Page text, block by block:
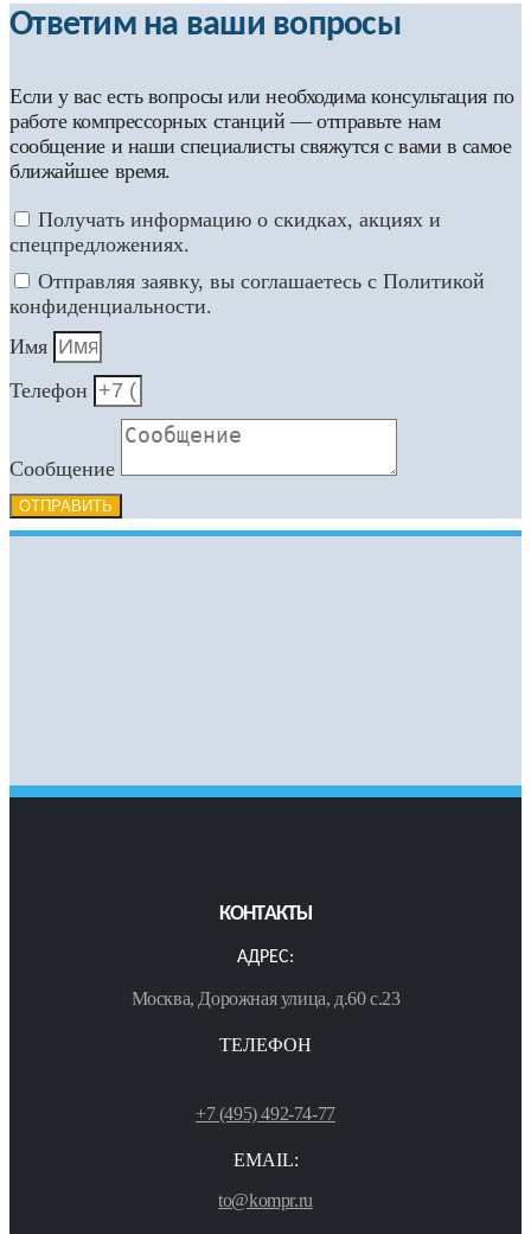
Ответим на ваши вопросы
Если у вас есть вопросы или необходима консультация по
работе компрессорных станций — отправьте нам
сообщение и наши специалисты свяжутся с вами в самое
ближайшее время.
Получать информацию о скидках, акциях и
спецпредложениях.
Отправляя заявку, вы соглашаетесь с Политикой
конфиденциальности.
Имя
Телефон
Сообщение
ОТПРАВИТЬ
КОНТАКТЫ
АДРЕС:
Москва, Дорожная улица, д.60 с.23
ТЕЛЕФОН
+7 (495) 492-74-77
EMAIL:
to@kompr.ru